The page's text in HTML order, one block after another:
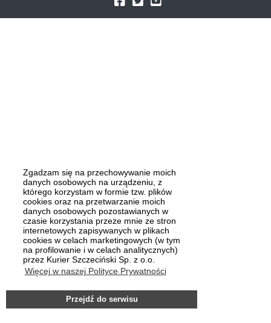
Zgadzam się na przechowywanie moich
danych osobowych na urządzeniu, z
którego korzystam w formie tzw. plików
cookies oraz na przetwarzanie moich
danych osobowych pozostawianych w
czasie korzystania przeze mnie ze stron
internetowych zapisywanych w plikach
cookies w celach marketingowych (w tym
na profilowanie i w celach analitycznych)
przez Kurier Szczeciński Sp. z o.o.
Więcej w naszej Polityce Prywatności
Przejdź do serwisu